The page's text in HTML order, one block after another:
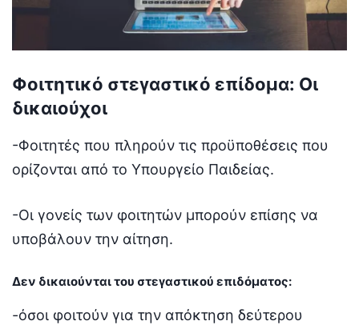
Φοιτητικό στεγαστικό επίδομα: Οι
δικαιούχοι
-Φοιτητές που πληρούν τις προϋποθέσεις που
ορίζονται από το Υπουργείο Παιδείας.
-Οι γονείς των φοιτητών μπορούν επίσης να
υποβάλουν την αίτηση.
Δεν δικαιούνται του στεγαστικού επιδόματος:
-όσοι φοιτούν για την απόκτηση δεύτερου